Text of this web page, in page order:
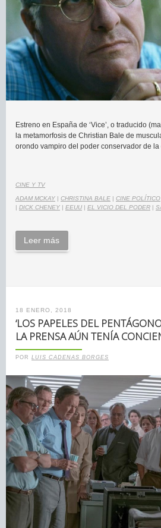
Estreno en España de ‘Vice’, o traducido
la metamorfosis de Christian Bale de
orondo vampiro del poder conservador de la
CINE Y TV
ADAM MCKAY | CHRISTINA BALE | CINE POLÍTICO
| DICK CHENEY | EEUU | EL VICIO DEL PODER |
Leer más
18 ENERO, 2018
‘LOS PAPELES DEL
LA PRENSA AÚN TENÍA
POR LUIS CADENAS BORGES